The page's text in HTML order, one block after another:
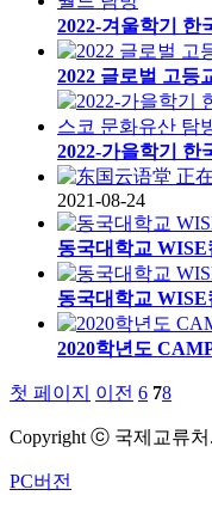
2022-겨울학기 한
2022 글로벌 고등
2022-가을학기 한
2021-08-24
동국대학교 WISE
동국대학교 WISE
2020학년도
첫 페이지 이전 6 78
Copyright ⓒ 국제교류처.
PC버전